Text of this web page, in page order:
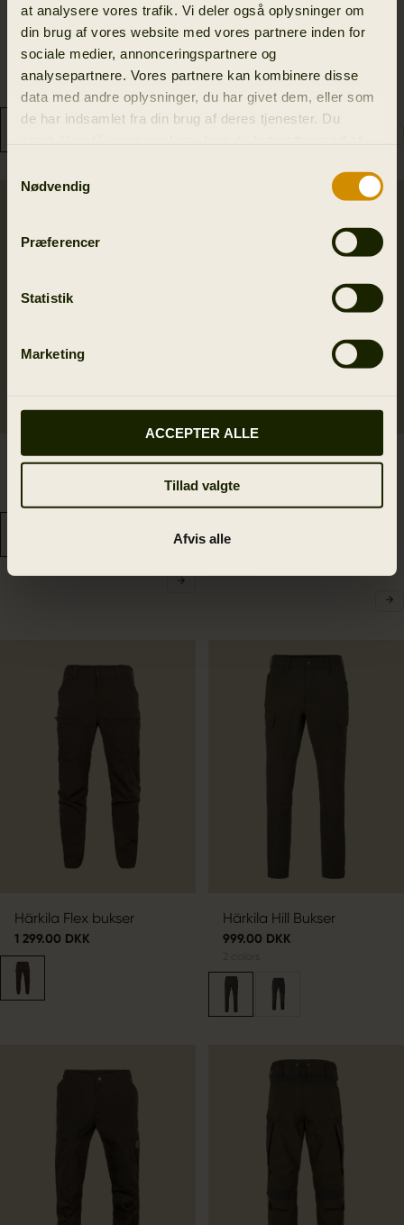
at analysere vores trafik. Vi deler også oplysninger om
din brug af vores website med vores partnere inden for
sociale medier, annonceringspartnere og
analysepartnere. Vores partnere kan kombinere disse
data med andre oplysninger, du har givet dem, eller som
de har indsamlet fra din brug af deres tjenester. Du
Nødvendig
Præferencer
Statistik
Marketing
ACCEPTER ALLE
Tillad valgte
Afvis alle
Moose Hunter 2.0 light
bukser
1 559.40 DKK
2 599.00 DKK
Spar 1039.60 DKK
Härkila Fjell bukser
899.00 DKK
5colors
Härkila Fjell bukser Härkila Fjell bukser
629.30 DKK
899.00 DKK
Härkila Flex bukser
1 299.00 DKK
Härkila Hill Bukser
999.00 DKK